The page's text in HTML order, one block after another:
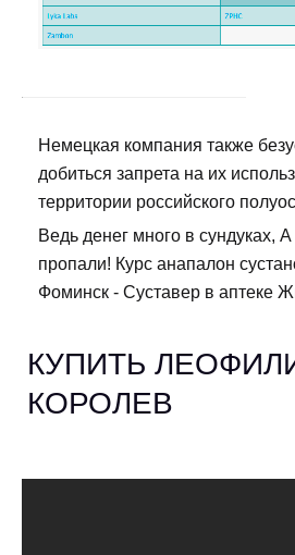
Немецкая компания также
добиться запрета на их
территории российского
Ведь денег много в сундуках,
пропали! Курс анапалон
Фоминск - Суставер в аптеке
КУПИТЬ
КОРОЛЕВ